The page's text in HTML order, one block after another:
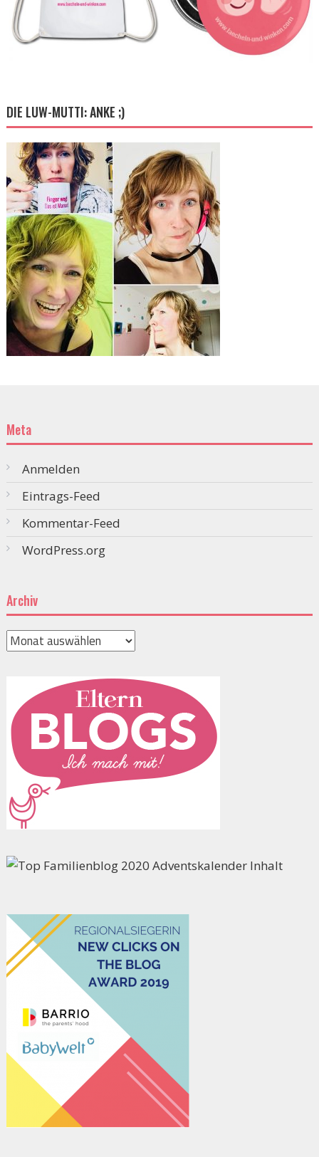
DIE LUW-MUTTI: ANKE ;)
Meta
Anmelden
Eintrags-Feed
Kommentar-Feed
WordPress.org
Archiv
Archiv